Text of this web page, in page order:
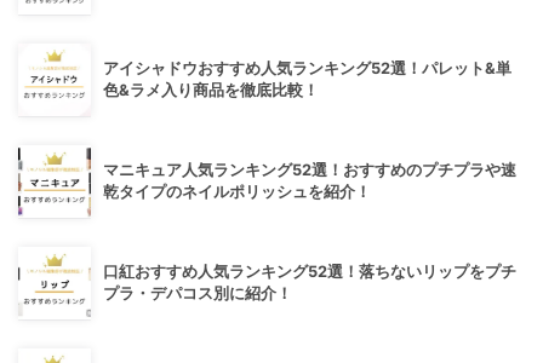
アイシャドウおすすめ人気ランキング52選！パレット&単
色&ラメ入り商品を徹底比較！
マニキュア人気ランキング52選！おすすめのプチプラや速
乾タイプのネイルポリッシュを紹介！
口紅おすすめ人気ランキング52選！落ちないリップをプチ
プラ・デパコス別に紹介！